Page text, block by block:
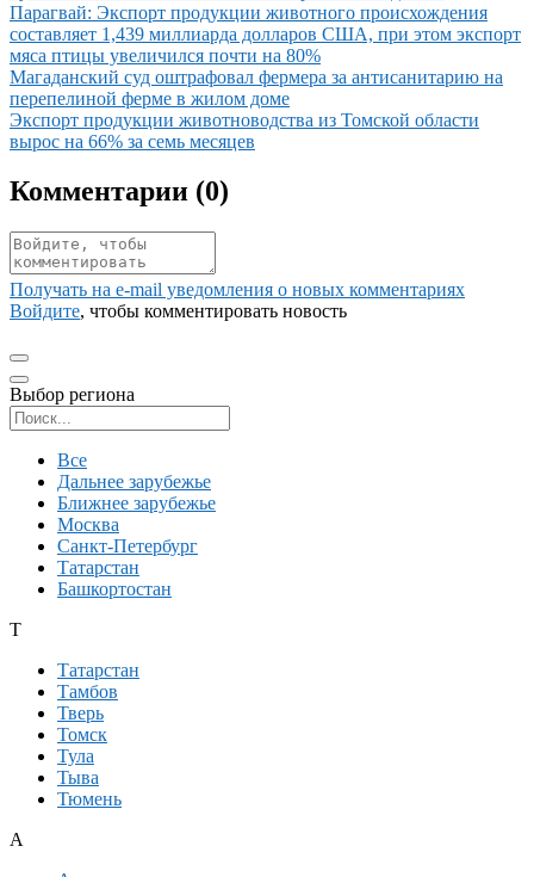
Иллюстрация новости
Парагвай: Экспорт продукции животного происхождения
составляет 1,439 миллиарда долларов США, при этом экспорт
мяса птицы увеличился почти на 80%
Иллюстрация новости
Магаданский суд оштрафовал фермера за антисанитарию на
перепелиной ферме в жилом доме
Иллюстрация новости
Экспорт продукции животноводства из Томской области
вырос на 66% за семь месяцев
Комментарии (0)
Получать на e‑mail уведомления о новых комментариях
Войдите, чтобы комментировать новость
Выбор региона
Все
Дальнее зарубежье
Ближнее зарубежье
Москва
Санкт-Петербург
Татарстан
Башкортостан
Т
Татарстан
Тамбов
Тверь
Томск
Тула
Тыва
Тюмень
А